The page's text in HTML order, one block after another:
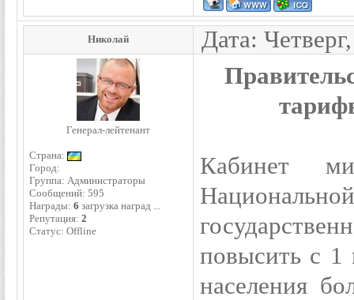
Николай Дата:
Генерал-лейтенант
Страна:
Город:
Группа: Администраторы
Сообщений: 595
Награды: 6 загрузка наград ...
Репутация: 2
Статус: Offline
Кабинет
повысить с 1
населения